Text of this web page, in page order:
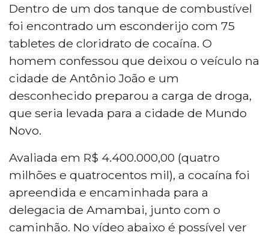
Dentro de um dos tanque de combustível
foi encontrado um esconderijo com 75
tabletes de cloridrato de cocaína. O
homem confessou que deixou o veículo na
cidade de Antônio João e um
desconhecido preparou a carga de droga,
que seria levada para a cidade de Mundo
Novo.
Avaliada em R$ 4.400.000,00 (quatro
milhões e quatrocentos mil), a cocaína foi
apreendida e encaminhada para a
delegacia de Amambai, junto com o
caminhão. No vídeo abaixo é possível ver